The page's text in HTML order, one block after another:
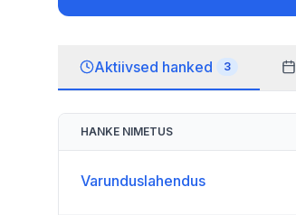
Aktiivsed hanked 3
HANKE NIMETUS
Varunduslahendus